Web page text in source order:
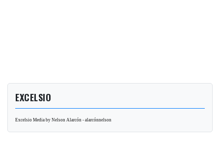
EXCELSIO
Excelsio Media by Nelson Alarcón - alarcónnelson